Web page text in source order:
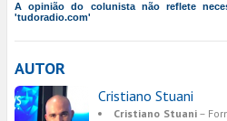
A opinião do colunista não reflete
'tudoradio.com'
AUTOR
Cristiano Stuani
Cristiano Stuani–